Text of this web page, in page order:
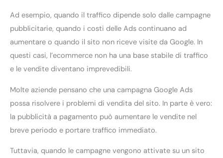
Ad esempio, quando il traffico dipende solo dalle campagne
pubblicitarie, quando i costi delle Ads continuano ad
aumentare o quando il sito non riceve visite da Google. In
questi casi, l’ecommerce non ha una base stabile di traffico
e le vendite diventano imprevedibili.
Molte aziende pensano che una campagna Google Ads
possa risolvere i problemi di vendita del sito. In parte è vero:
la pubblicità a pagamento può aumentare le vendite nel
breve periodo e portare traffico immediato.
Tuttavia, quando le campagne vengono attivate su un sito